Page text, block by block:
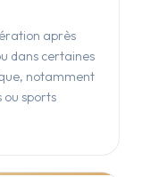
après
dans certaines
notamment
ou sports